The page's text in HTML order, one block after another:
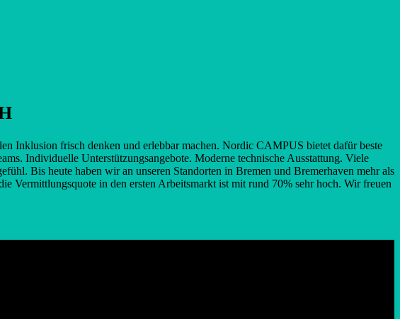
Inklusion frisch denken und erlebbar machen. Nordic CAMPUS bietet dafür beste
Individuelle Unterstützungsangebote. Moderne technische Ausstattung. Viele
Bis heute haben wir an unseren Standorten in Bremen und Bremerhaven mehr als
Vermittlungsquote in den ersten Arbeitsmarkt ist mit rund 70% sehr hoch. Wir freuen